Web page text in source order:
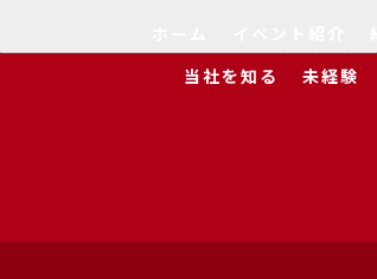
当社を知る
未経験